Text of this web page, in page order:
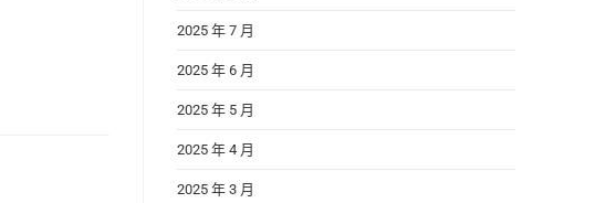
2025 年 7 月
2025 年 6 月
2025 年 5 月
2025 年 4 月
2025 年 3 月